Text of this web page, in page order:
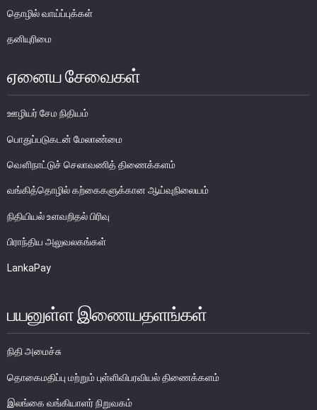
தீர்மானம்
வைப்புக் காப்புறுதி
நிதியியல் சந்தைகள்
பொதுநோக்கு
வெளிநாட்டுச் செலாவணி உலகளாவிய குறியீட்டைப் பின்பற்றுதல்
அரச பிணையங்கள் சந்தை
கம்பனிப் படுகடன் பிணையங்கள் சந்தை
நிதியியல் உட்கட்டமைப்பு
கொடுப்பனவு மற்றும் தீர்ப்பனவு முறைமைகள்
கொடுகடன் தகவல்
சட்டங்களும் ஒழுங்கு விதிகளும்
தொழில் வாய்ப்புக்கள்
தனியுரிமை
ஏனைய சேவைகள்
ஊழியர் சேம நிதியம்
பொதுப்படுகடன் மேலாண்மை
வௌிநாட்டுச் செலாவணித் திணைக்களம்
வங்கித்தொழில் கற்கைகளுக்கான ஆய்வுநிலையம்
நிதியியல் உளவறிதல் பிரிவு
பிராந்திய அலுவலகங்கள்
LankaPay
பயனுள்ள இணையதளங்கள்
நிதி அமைச்சு
தொகைமதிப்பு மற்றும் புள்ளிவிபரவியல் திணைக்களம்
இலங்கை வங்கியாளர் நிறுவகம்